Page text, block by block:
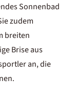
Sonnenbad
zudem
breiten
Brise aus
an, die